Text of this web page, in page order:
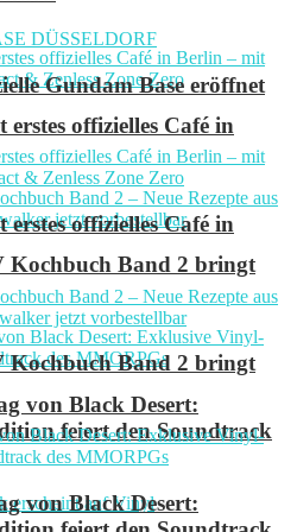
erstes offizielles Café in
Kochbuch Band 2 bringt
von Black Desert:
feiert den Soundtrack
Gundam Base eröffnet
erstes offizielles Café in
Kochbuch Band 2 bringt
von Black Desert: